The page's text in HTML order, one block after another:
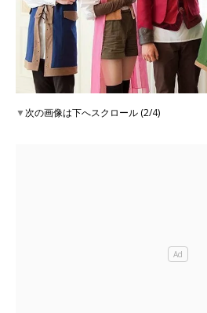
▼次の画像は下へスクロール (2/4)